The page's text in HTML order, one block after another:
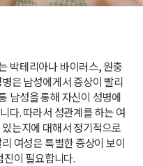
박테리아나 바이러스, 원충
은 남성에게서 증상이 빨리
남성을 통해 자신이 성병에
다. 따라서 성관계를 하는 여
는지에 대해서 정기적으로
여성은 특별한 증상이 보이
진이 필요합니다.